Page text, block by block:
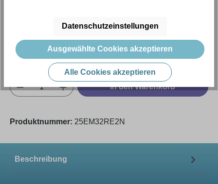
2.367,27 €
Inhalt: 1 Stück (Menge)
Preise exkl. MwSt. zzgl. Versandkosten
Produkt Anzahl: Gib den gewünschten
In den Warenkorb
Produktnummer: 25EM32RE2N
Beschreibung
Datenschutzeinstellungen
Ausgewählte Cookies akzeptieren
Alle Cookies akzeptieren